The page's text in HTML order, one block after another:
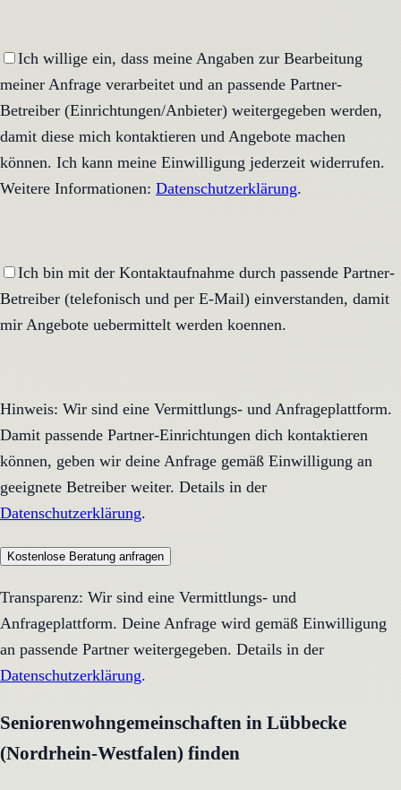
Ich willige ein, dass meine Angaben zur Bearbeitung
meiner Anfrage verarbeitet und an passende Partner-
Betreiber (Einrichtungen/Anbieter) weitergegeben werden,
damit diese mich kontaktieren und Angebote machen
können. Ich kann meine Einwilligung jederzeit widerrufen.
Weitere Informationen: Datenschutzerklärung.
Ich bin mit der Kontaktaufnahme durch passende Partner-
Betreiber (telefonisch und per E-Mail) einverstanden, damit
mir Angebote uebermittelt werden koennen.
Hinweis: Wir sind eine Vermittlungs- und Anfrageplattform.
Damit passende Partner-Einrichtungen dich kontaktieren
können, geben wir deine Anfrage gemäß Einwilligung an
geeignete Betreiber weiter. Details in der
Datenschutzerklärung.
Kostenlose Beratung anfragen
Transparenz: Wir sind eine Vermittlungs- und
Anfrageplattform. Deine Anfrage wird gemäß Einwilligung
an passende Partner weitergegeben. Details in der
Datenschutzerklärung.
Seniorenwohngemeinschaften in Lübbecke
(Nordrhein-Westfalen) finden